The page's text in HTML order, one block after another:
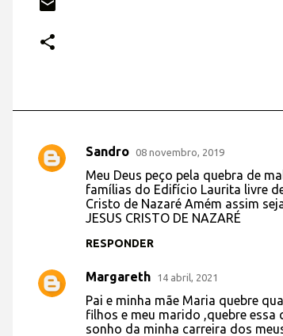
C
t
á
Sandro 08 novembro, 2019
Meu Deus peço pela quebra de
famílias do Edifício Laurita livre
Cristo de Nazaré Amém assim
JESUS CRISTO DE NAZARÉ
RESPONDER
Margareth 14 abril, 2021
Pai e minha mãe Maria quebre
filhos e meu marido ,quebre
sonho da minha carreira dos